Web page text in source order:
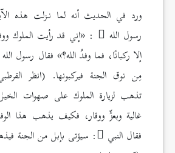
ورد في الحديث أنه لما نـزلت هذه
رسول الله
: «إني قد رأيت الملوك
إلا ركبانًا، فما وفدُ الله؟» فقال رسول الله
مِن نوق الجنة فيركبونها. (انظر
تذهب لزيارة الملوك على صهوات
غالية وبعزٍّ ووقار، فكيف يذهب هذا
فقال النبي : سيؤتى بإبل من الجنة